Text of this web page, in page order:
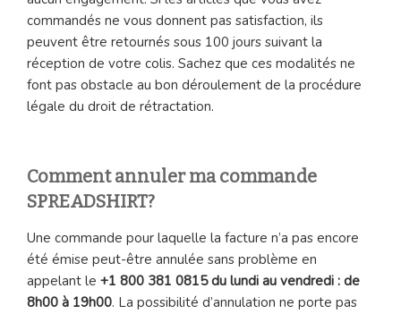
commandés ne vous donnent pas satisfaction, ils
peuvent être retournés sous 100 jours suivant la
réception de votre colis. Sachez que ces modalités ne
font pas obstacle au bon déroulement de la procédure
légale du droit de rétractation.
Comment annuler ma commande
SPREADSHIRT?
Une commande pour laquelle la facture n’a pas encore
été émise peut-être annulée sans problème en
appelant le +1 800 381 0815 du lundi au vendredi : de
8h00 à 19h00. La possibilité d’annulation ne porte pas